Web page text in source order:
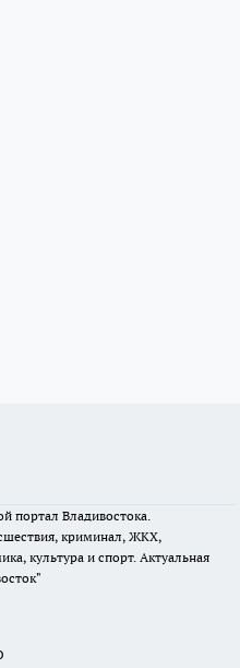
портал Владивостока.
криминал, ЖКХ,
культура и спорт. Актуальная